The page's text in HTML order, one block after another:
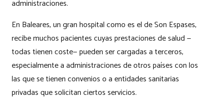
administraciones.
En Baleares, un gran hospital como es el de Son Espases,
recibe muchos pacientes cuyas prestaciones de salud —
todas tienen coste— pueden ser cargadas a terceros,
especialmente a administraciones de otros países con los
las que se tienen convenios o a entidades sanitarias
privadas que solicitan ciertos servicios.